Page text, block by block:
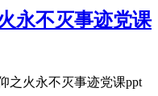
永不灭事迹党课
之火永不灭事迹党课ppt